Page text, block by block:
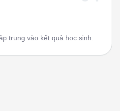
trung vào kết quả học sinh.